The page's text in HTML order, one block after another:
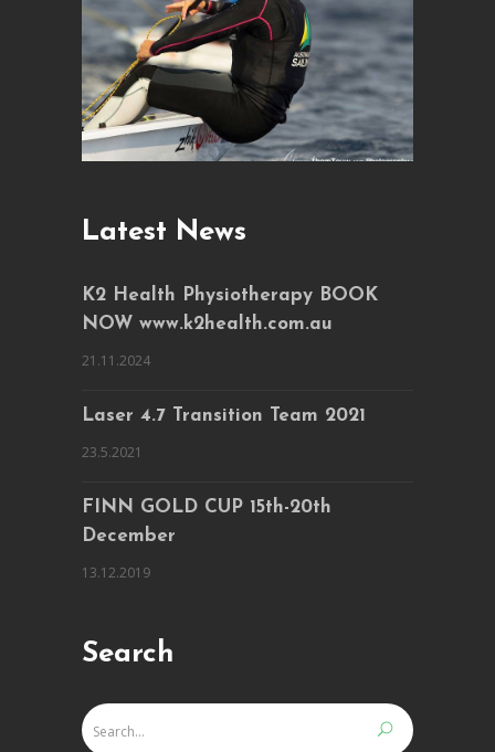
Latest News
K2 Health Physiotherapy BOOK
NOW www.k2health.com.au
21.11.2024
Laser 4.7 Transition Team 2021
23.5.2021
FINN GOLD CUP 15th-20th
December
13.12.2019
Search